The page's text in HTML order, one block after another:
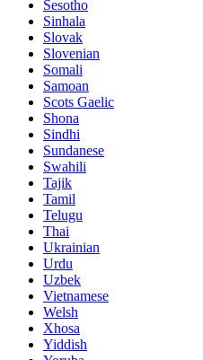
Sesotho
Sinhala
Slovak
Slovenian
Somali
Samoan
Scots Gaelic
Shona
Sindhi
Sundanese
Swahili
Tajik
Tamil
Telugu
Thai
Ukrainian
Urdu
Uzbek
Vietnamese
Welsh
Xhosa
Yiddish